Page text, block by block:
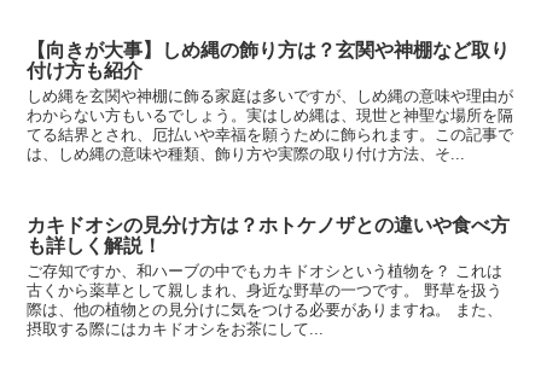
【向きが大事】しめ縄の飾り方は？玄関や神棚など取り
付け方も紹介
しめ縄を玄関や神棚に飾る家庭は多いですが、しめ縄の意味や理由が
わからない方もいるでしょう。実はしめ縄は、現世と神聖な場所を隔
てる結界とされ、厄払いや幸福を願うために飾られます。この記事で
は、しめ縄の意味や種類、飾り方や実際の取り付け方法、そ...
カキドオシの見分け方は？ホトケノザとの違いや食べ方
も詳しく解説！
ご存知ですか、和ハーブの中でもカキドオシという植物を？ これは
古くから薬草として親しまれ、身近な野草の一つです。 野草を扱う
際は、他の植物との見分けに気をつける必要がありますね。 また、
摂取する際にはカキドオシをお茶にして...